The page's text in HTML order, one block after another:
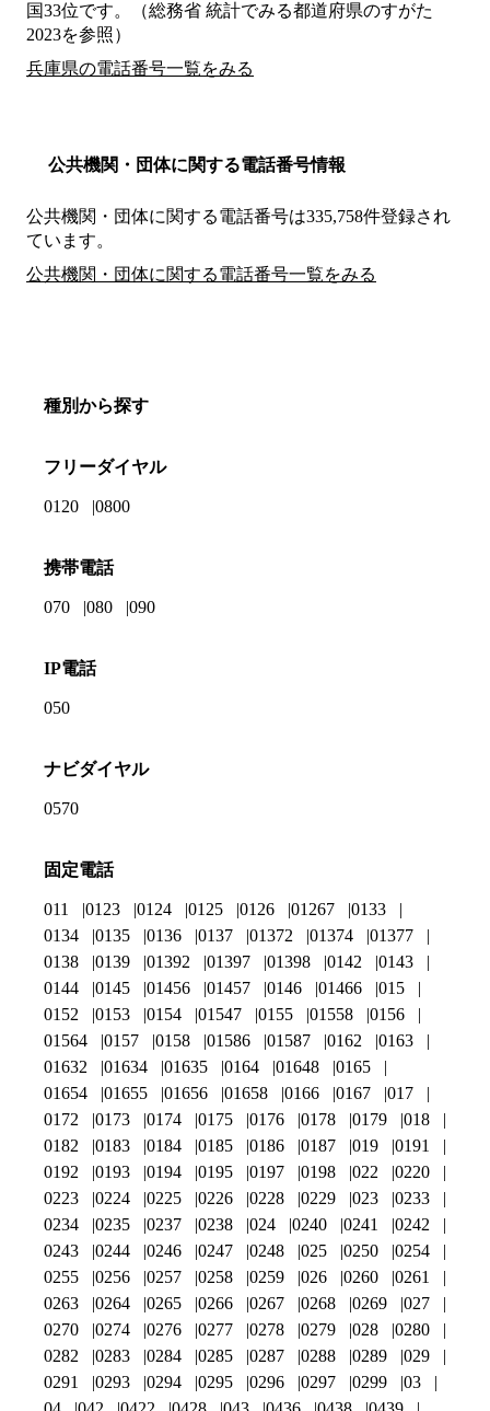
国33位です。（総務省 統計でみる都道府県のすがた
2023を参照）
兵庫県の電話番号一覧をみる
公共機関・団体に関する電話番号情報
公共機関・団体に関する電話番号は335,758件登録され
ています。
公共機関・団体に関する電話番号一覧をみる
種別から探す
フリーダイヤル
0120 0800
携帯電話
070 080 090
IP電話
050
ナビダイヤル
0570
固定電話
011 0123 0124 0125 0126 01267
0133
0134
0135 0136 0137 01372 01374
01377
0138
0139 01392 01397 01398 0142
0143
0144
0145 01456 01457 0146 01466
015
0152
0153 0154 01547 0155 01558
0156
01564
0157 0158 01586 01587 0162
0163
01632
01634 01635 0164 01648
0165
01654
01655 01656 01658 0166 0167
017
0172
0173 0174 0175 0176 0178 0179
018
0182
0183 0184 0185 0186 0187 019
0191
0192
0193 0194 0195 0197 0198 022
0220
0223
0224 0225 0226 0228 0229 023
0233
0234
0235 0237 0238 024 0240 0241
0242
0243
0244 0246 0247 0248 025 0250
0254
0255
0256 0257 0258 0259 026 0260
0261
0263
0264 0265 0266 0267 0268 0269
027
0270
0274 0276 0277 0278 0279 028
0280
0282
0283 0284 0285 0287 0288 0289
029
0291
0293 0294 0295 0296 0297 0299
03